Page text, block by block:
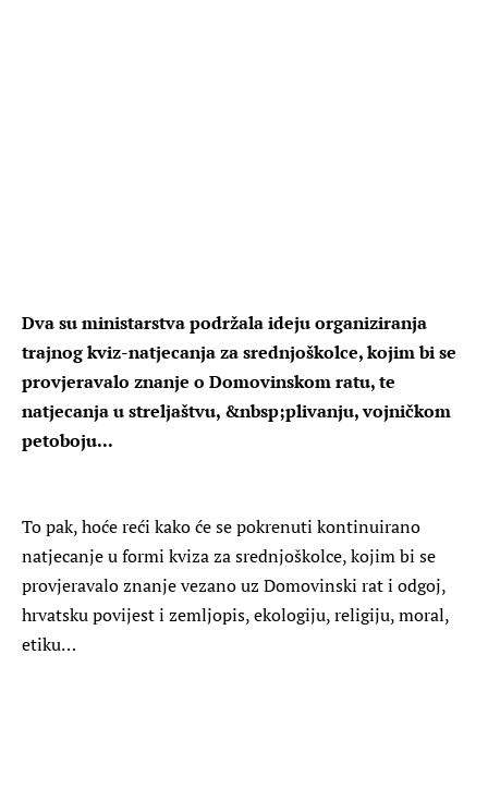
Dva su ministarstva podržala ideju organiziranja
trajnog kviz-natjecanja za srednjoškolce, kojim bi se
provjeravalo znanje o Domovinskom ratu, te
natjecanja u streljaštvu, &nbsp;plivanju, vojničkom
petoboju...
To pak, hoće reći kako će se pokrenuti kontinuirano
natjecanje u formi kviza za srednjoškolce, kojim bi se
provjeravalo znanje vezano uz Domovinski rat i odgoj,
hrvatsku povijest i zemljopis, ekologiju, religiju, moral,
etiku…